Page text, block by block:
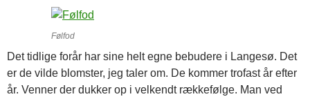
Følfod
Det tidlige forår har sine helt egne bebudere i Langesø. Det
er de vilde blomster, jeg taler om. De kommer trofast år efter
år. Venner der dukker op i velkendt rækkefølge. Man ved